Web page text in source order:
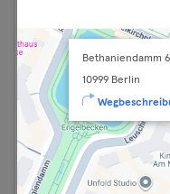
20:30 —
21:30
Essential
Classic
Premium
Max
live
Yin
(all
Yoga
Bethaniendamm
10999 Berlin